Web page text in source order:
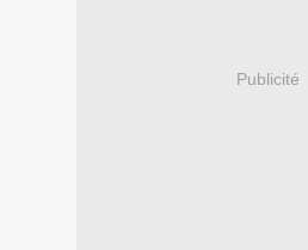
Publicité